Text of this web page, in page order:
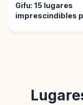
Gifu: 15 lugares
imprescindibles